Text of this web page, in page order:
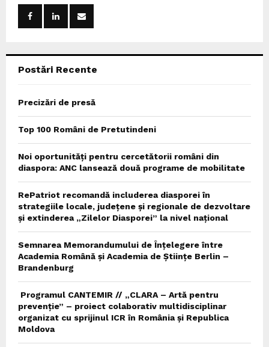
Postări Recente
Precizări de presă
Top 100 Români de Pretutindeni
Noi oportunități pentru cercetătorii români din
diaspora: ANC lansează două programe de mobilitate
RePatriot recomandă includerea diasporei în
strategiile locale, județene și regionale de dezvoltare
și extinderea „Zilelor Diasporei” la nivel național
Semnarea Memorandumului de Înțelegere între
Academia Română și Academia de Științe Berlin –
Brandenburg
Programul CANTEMIR // „CLARA – Artă pentru
prevenție” – proiect colaborativ multidisciplinar
organizat cu sprijinul ICR în România și Republica
Moldova